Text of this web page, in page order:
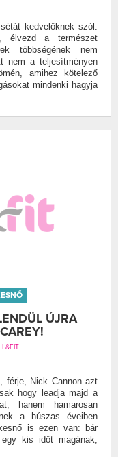
kedvelőknek szól.
élvezd a természet
többségének nem
nem a teljesítményen
amihez kötelező
mindenki hagyja
ÚJRA
férje, Nick Cannon azt
hogy leadja majd a
hanem hamarosan
a húszas éveiben
is ezen van: bár
kis időt magának,